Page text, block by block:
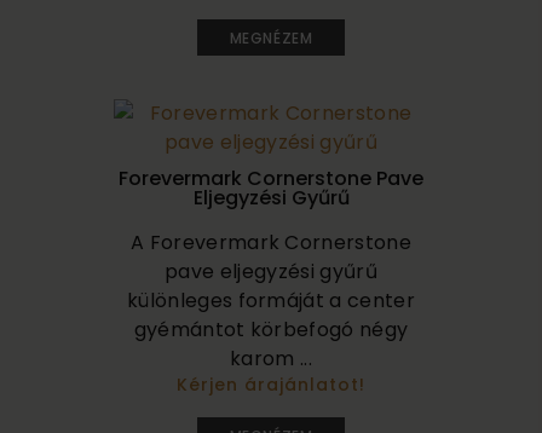
MEGNÉZEM
Forevermark Cornerstone Pave
Eljegyzési Gyűrű
A Forevermark Cornerstone
pave eljegyzési gyűrű
különleges formáját a center
gyémántot körbefogó négy
karom ...
Kérjen árajánlatot!